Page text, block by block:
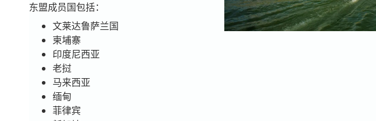
东盟成员国包括：
文莱达鲁萨兰国
柬埔寨
印度尼西亚
老挝
马来西亚
缅甸
菲律宾